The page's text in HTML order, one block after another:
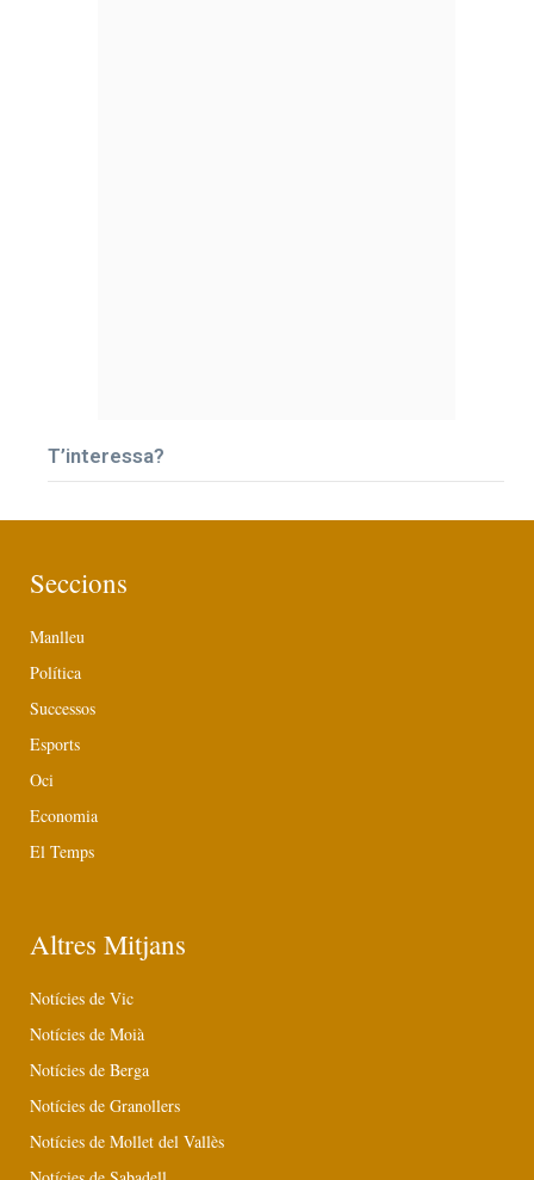
T’interessa?
Seccions
Manlleu
Política
Successos
Esports
Oci
Economia
El Temps
Altres Mitjans
Notícies de Vic
Notícies de Moià
Notícies de Berga
Notícies de Granollers
Notícies de Mollet del Vallès